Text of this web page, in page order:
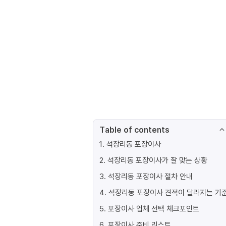
Table of contents
1. 석장리동 포장이사
2. 석장리동 포장이사가 잘 맞는 상황
3. 석장리동 포장이사 절차 안내
4. 석장리동 포장이사 견적이 달라지는 기
5. 포장이사 업체 선택 체크포인트